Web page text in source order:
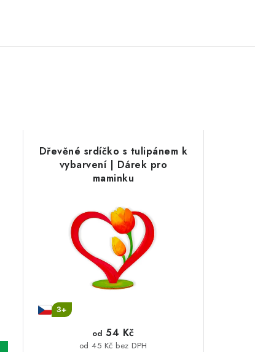
Dřevěné srdíčko s tulipánem k
vybarvení | Dárek pro
maminku
3+
od 45 Kč bez DPH
od 54 Kč